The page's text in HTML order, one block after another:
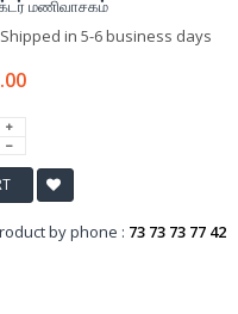
மணிவாசகம்
in 5-6 business days
by phone : 73 73 73 77 42